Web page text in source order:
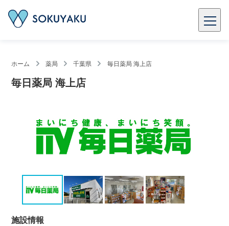
ホーム 薬局 千葉県 毎日薬局 海上店
毎日薬局 海上店
施設情報